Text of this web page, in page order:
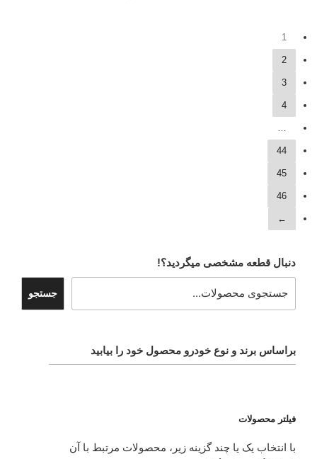
1
2
3
4
…
44
45
46
←
دنبال قطعه مشخصی میگردید؟!
جستجو
براساس برند و نوع خودرو محصول خود را بیابید
فیلتر محصولات
با انتخاب یک یا چند گزینه زیر، محصولات مرتبط با آن